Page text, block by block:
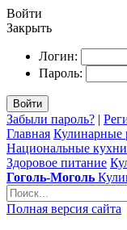
Войти
Закрыть
Логин:
Пароль:
Войти
Забыли пароль? |
Главная Кулинарные
Национальные кухни
Здоровое питание
Гоголь-Моголь
Полная версия сайта